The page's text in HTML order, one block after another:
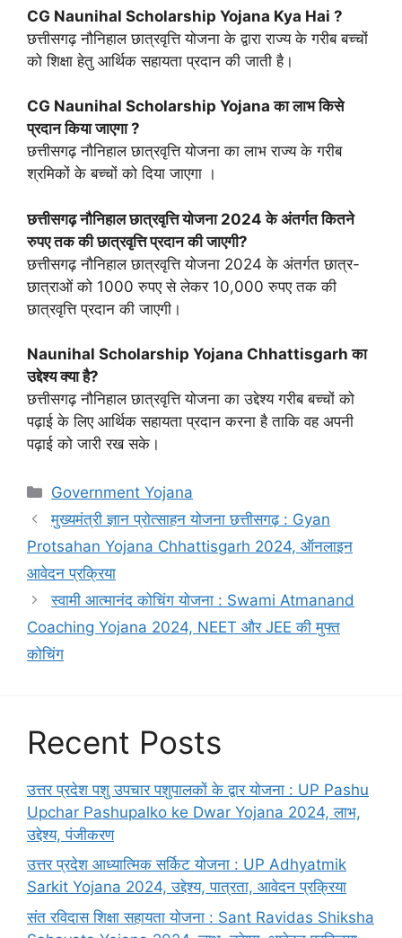
CG Naunihal Scholarship Yojana Kya Hai ?
छत्तीसगढ़ नौनिहाल छात्रवृत्ति योजना के द्वारा राज्य के गरीब बच्चों
को शिक्षा हेतु आर्थिक सहायता प्रदान की जाती है।
CG Naunihal Scholarship Yojana का लाभ किसे
प्रदान किया जाएगा ?
छत्तीसगढ़ नौनिहाल छात्रवृत्ति योजना का लाभ राज्य के गरीब
श्रमिकों के बच्चों को दिया जाएगा ।
छत्तीसगढ़ नौनिहाल छात्रवृत्ति योजना 2024 के अंतर्गत कितने
रुपए तक की छात्रवृत्ति प्रदान की जाएगी?
छत्तीसगढ़ नौनिहाल छात्रवृत्ति योजना 2024 के अंतर्गत छात्र-
छात्राओं को 1000 रुपए से लेकर 10,000 रुपए तक की
छात्रवृत्ति प्रदान की जाएगी।
Naunihal Scholarship Yojana Chhattisgarh का
उद्देश्य क्या है?
छत्तीसगढ़ नौनिहाल छात्रवृत्ति योजना का उद्देश्य गरीब बच्चों को
पढ़ाई के लिए आर्थिक सहायता प्रदान करना है ताकि वह अपनी
पढ़ाई को जारी रख सके।
Categories
Government Yojana
मुख्यमंत्री ज्ञान प्रोत्साहन योजना छत्तीसगढ़ : Gyan
Protsahan Yojana Chhattisgarh 2024, ऑनलाइन
आवेदन प्रक्रिया
स्वामी आत्मानंद कोचिंग योजना : Swami Atmanand
Coaching Yojana 2024, NEET और JEE की मुफ्त
कोचिंग
Recent Posts
उत्तर प्रदेश पशु उपचार पशुपालकों के द्वार योजना : UP Pashu
Upchar Pashupalko ke Dwar Yojana 2024, लाभ,
उद्देश्य, पंजीकरण
उत्तर प्रदेश आध्यात्मिक सर्किट योजना : UP Adhyatmik
Sarkit Yojana 2024, उद्देश्य, पात्रता, आवेदन प्रक्रिया
संत रविदास शिक्षा सहायता योजना : Sant Ravidas Shiksha